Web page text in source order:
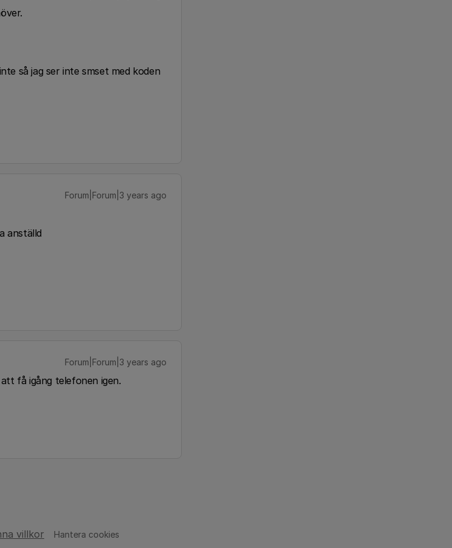
så jag ser inte smset med koden
Forum|Forum|3 years ago
anställd
Forum|Forum|3 years ago
få igång telefonen igen.
villkor Hantera cookies